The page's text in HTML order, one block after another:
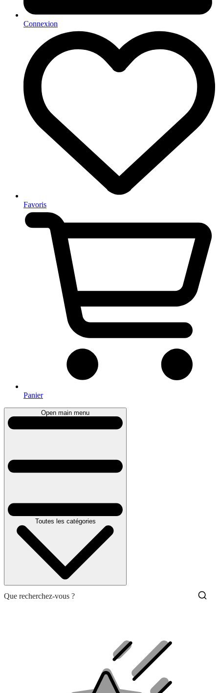
Connexion
Favoris
Panier
Open main menu
Toutes les catégories